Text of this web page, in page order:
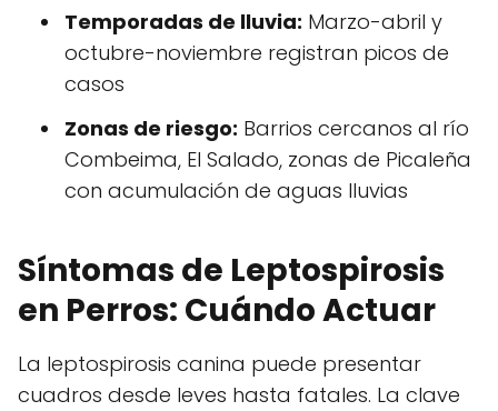
Temporadas de lluvia: Marzo-abril y
octubre-noviembre registran picos de
casos
Zonas de riesgo: Barrios cercanos al río
Combeima, El Salado, zonas de Picaleña
con acumulación de aguas lluvias
Síntomas de Leptospirosis
en Perros: Cuándo Actuar
La leptospirosis canina puede presentar
cuadros desde leves hasta fatales. La clave